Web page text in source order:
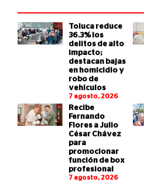
Toluca reduce
36.3% los
delitos de alto
impacto;
destacan bajas
en homicidio y
robo de
vehículos
7 agosto, 2026
Recibe
Fernando
Flores a Julio
César Chávez
para
promocionar
función de box
profesional
7 agosto, 2026